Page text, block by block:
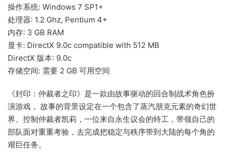
操作系统: Windows 7 SP1+
处理器: 1.2 Ghz, Pentium 4+
内存: 3 GB RAM
显卡: DirectX 9.0c compatible with 512 MB
DirectX 版本: 9.0c
存储空间: 需要 2 GB 可用空间
《封印：仲裁者之印》是一款由故事驱动的回合制战术角色扮
演游戏， 故事的背景设定在一个包含了蒸汽朋克元素的奇幻世
界。控制仲裁者凯莉，一位来自永生议会的特工，带领自己的
部队面对重重考验，去完成把稳定与秩序带到大陆的每个角的
艰巨任务。